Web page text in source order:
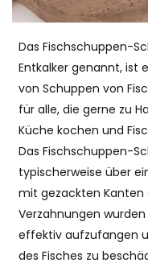
Das Fischschuppen-
Entkalker genannt, ist
von Schuppen von
für alle, die gerne zu
Küche kochen und
Das Fischschuppen-
typischerweise über
mit gezackten Kanten
Verzahnungen
effektiv aufzufangen
des Fisches zu